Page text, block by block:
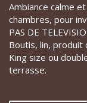
Ambiance calme
chambres, pour
PAS DE
Boutis, lin, produit
King size ou
terrasse.